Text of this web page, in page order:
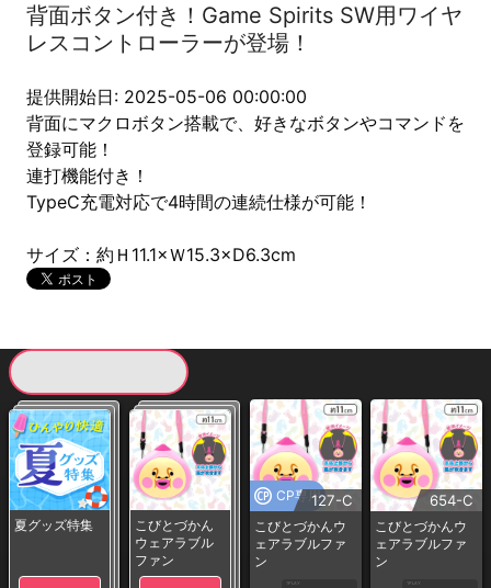
背面ボタン付き！Game Spirits SW用ワイヤ
レスコントローラーが登場！
提供開始日: 2025-05-06 00:00:00
背面にマクロボタン搭載で、好きなボタンやコマンドを
登録可能！
連打機能付き！
TypeC充電対応で4時間の連続仕様が可能！
サイズ：約Ｈ11.1×Ｗ15.3×D6.3cm
夏グッズ特集
こびとづかん
ウェアラブル
ファン
CP専用127-C
こびとづかんウ
ェアラブルファ
ン
1PLAY
654-C
こびとづかんウ
ェアラブルファ
ン
1PLAY